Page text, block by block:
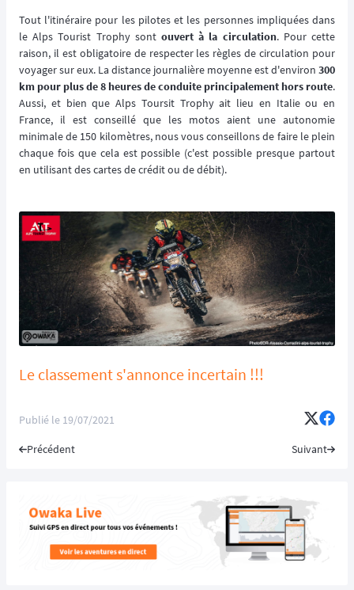
Tout l'itinéraire pour les pilotes et les personnes impliquées dans
le Alps Tourist Trophy sont ouvert à la circulation. Pour cette
raison, il est obligatoire de respecter les règles de circulation pour
voyager sur eux. La distance journalière moyenne est d'environ 300
km pour plus de 8 heures de conduite principalement hors route.
Aussi, et bien que Alps Toursit Trophy ait lieu en Italie ou en
France, il est conseillé que les motos aient une autonomie
minimale de 150 kilomètres, nous vous conseillons de faire le plein
chaque fois que cela est possible (c'est possible presque partout
en utilisant des cartes de crédit ou de débit).
Le classement s'annonce incertain !!!
Publié le 19/07/2021
Précédent Suivant